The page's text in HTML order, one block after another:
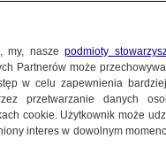
my, naszepodmioty
Partnerów może
w celu zapewnienia
przetwarzanie danych
cookie. Użytkownik może
interes w dowolnym